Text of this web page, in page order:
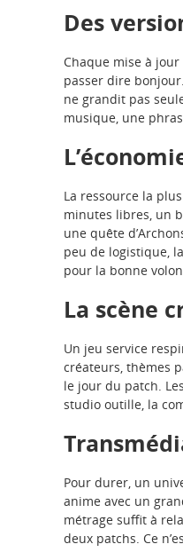
Des
Chaque mise à
passer dire
ne grandit pas
musique, une
La ressource la
minutes libres, un
une quête
peu de logistique,
pour la bonne
La scène
Un jeu service
créateurs, thèmes
le jour du patch.
studio outille, la
Pour durer, un
anime avec un
métrage suffit à
deux patchs. Ce